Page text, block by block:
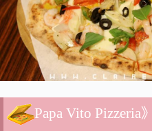
Papa Vito Pizzeria